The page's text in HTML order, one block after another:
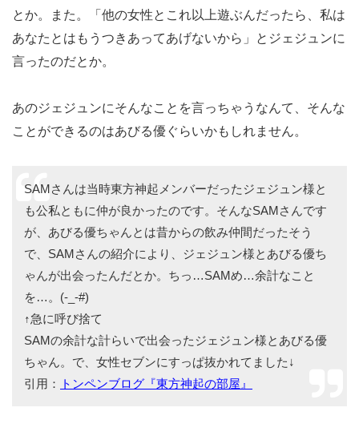
とか。また。「他の女性とこれ以上遊ぶんだったら、私は
あなたとはもうつきあってあげないから」とジェジュンに
言ったのだとか。
あのジェジュンにそんなことを言っちゃうなんて、そんな
ことができるのはあびる優ぐらいかもしれません。
SAMさんは当時東方神起メンバーだったジェジュン様と
も公私ともに仲が良かったのです。そんなSAMさんです
が、あびる優ちゃんとは昔からの飲み仲間だったそう
で、SAMさんの紹介により、ジェジュン様とあびる優ち
ゃんが出会ったんだとか。ちっ…SAMめ…余計なこと
を…。(-_-#)
↑急に呼び捨て
SAMの余計な計らいで出会ったジェジュン様とあびる優
ちゃん。で、女性セブンにすっぱ抜かれてました↓
引用：
トンペンブログ『東方神起の部屋』